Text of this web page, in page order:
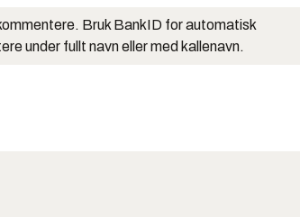
Bruk BankID for automatisk
under fullt navn eller med kallenavn.